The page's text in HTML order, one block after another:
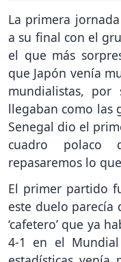
La primera
a su final con el
el que más
que Japón venía
mundialistas,
llegaban como las
Senegal dio el
cuadro polaco
repasaremos lo
El primer partido
este duelo parecía
‘cafetero’ que ya
4-1 en el